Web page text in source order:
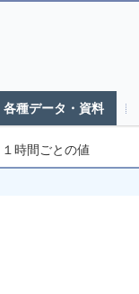
各種データ・資料
１時間ごとの値